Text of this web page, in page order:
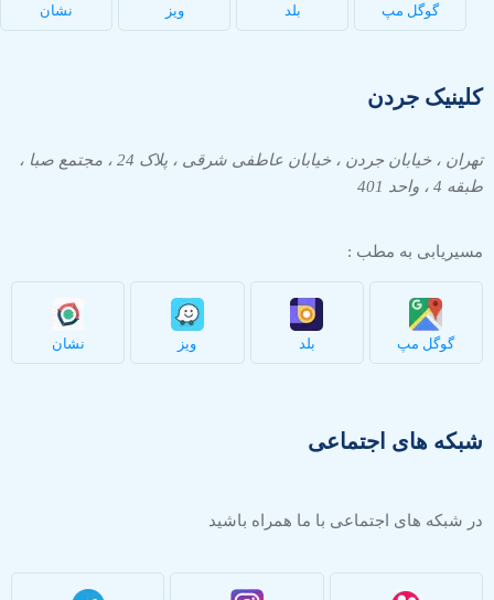
گوگل مپ بلد ویز نشان
کلینیک جردن
تهران ، خیابان جردن ، خیابان عاطفی شرقی ، پلاک 24 ، مجتمع صبا ،
طبقه 4 ، واحد 401
مسیریابی به مطب :
گوگل مپ بلد ویز نشان
شبکه های اجتماعی
در شبکه های اجتماعی با ما همراه باشید